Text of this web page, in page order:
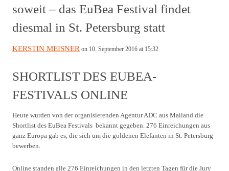
soweit – das EuBea Festival findet
diesmal in St. Petersburg statt
KERSTIN MEISNER on 10. September 2016 at 15:32
SHORTLIST DES EUBEA-
FESTIVALS ONLINE
Heute wurden von der organisierenden Agentur ADC aus Mailand die
Shortlist des EuBea Festivals bekannt gegeben. 276 Einreichungen aus
ganz Europa gab es, die sich um die goldenen Elefanten in St. Petersburg
bewerben.
Online standen alle 276 Einreichungen in den letzten Tagen für die Jury